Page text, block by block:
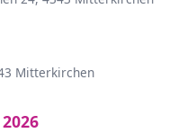
Mitterkirchen